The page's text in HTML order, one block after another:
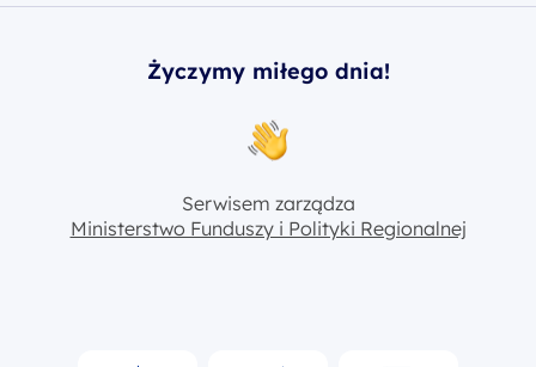
Życzymy miłego dnia!
Serwisem zarządza
Ministerstwo Funduszy i Polityki Regionalnej